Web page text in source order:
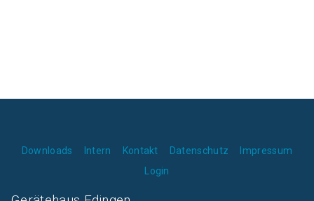
Downloads Intern Kontakt Datenschutz
Impressum
Login